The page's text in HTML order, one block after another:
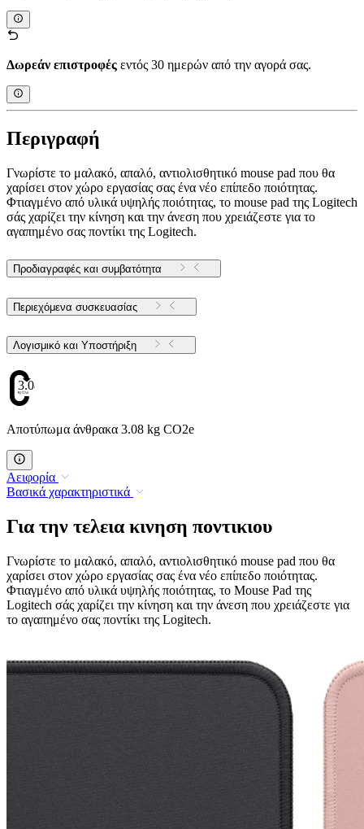
Δωρεάν επιστροφές εντός 30 ημερών από την αγορά σας.
Περιγραφή
Γνωρίστε το μαλακό, απαλό, αντιολισθητικό mouse pad που θα
χαρίσει στον χώρο εργασίας σας ένα νέο επίπεδο ποιότητας.
Φτιαγμένο από υλικά υψηλής ποιότητας, το mouse pad της Logitech
σάς χαρίζει την κίνηση και την άνεση που χρειάζεστε για το
αγαπημένο σας ποντίκι της Logitech.
Προδιαγραφές και συμβατότητα
Περιεχόμενα συσκευασίας
Λογισμικό και Υποστήριξη
3.08
Αποτύπωμα άνθρακα 3.08 kg CO2e
Αειφορία
Βασικά χαρακτηριστικά
Για την τελεια κινηση ποντικιου
Γνωρίστε το μαλακό, απαλό, αντιολισθητικό mouse pad που θα
χαρίσει στον χώρο εργασίας σας ένα νέο επίπεδο ποιότητας.
Φτιαγμένο από υλικά υψηλής ποιότητας, το Mouse Pad της
Logitech σάς χαρίζει την κίνηση και την άνεση που χρειάζεστε για
το αγαπημένο σας ποντίκι της Logitech.